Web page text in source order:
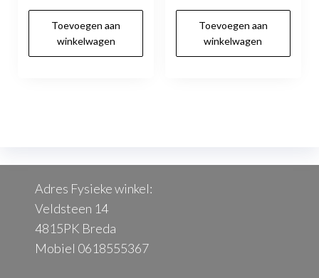
Toevoegen aan
winkelwagen
Toevoegen aan
winkelwagen
Adres Fysieke winkel:
Veldsteen 14
4815PK Breda
Mobiel 0618555367